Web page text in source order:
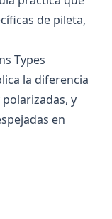
de pileta,
Types
la diferencia
y
en